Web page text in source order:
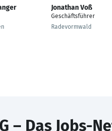
Jonathan Voß
Geschäftsführer
Radevormwald
– Das Jobs-